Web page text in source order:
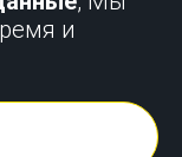
и